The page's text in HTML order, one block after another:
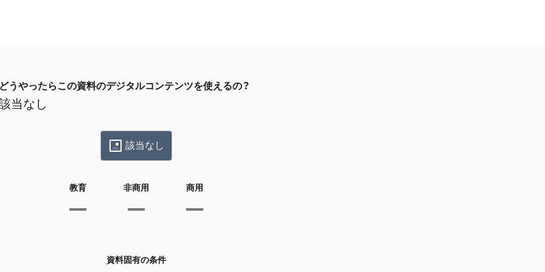
どうやったらこの資料のデジタルコンテンツを使えるの？
当なし
該当なし
教育 非商用 商用
資料固有の条件